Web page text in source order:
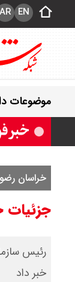
EN
AR
موضوعات
خراسان
جزئیات
رئیس
خبر داد